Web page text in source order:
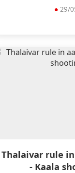
● 29/
Thalaivar rule
- Kaala